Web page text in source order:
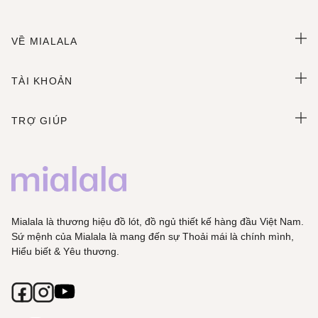
VỀ MIALALA
TÀI KHOẢN
TRỢ GIÚP
Mialala là thương hiệu đồ lót, đồ ngủ thiết kế hàng đầu Việt Nam.
Sứ mệnh của Mialala là mang đến sự Thoải mái là chính mình,
Hiểu biết & Yêu thương.